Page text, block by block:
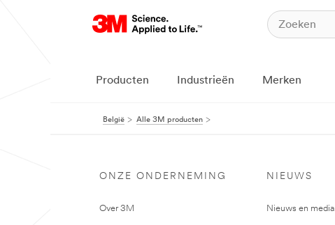
Producten Industrieën Merken
België Alle 3M producten
ONZE ONDERNEMING
Over 3M
NIEUWS
Nieuws en media